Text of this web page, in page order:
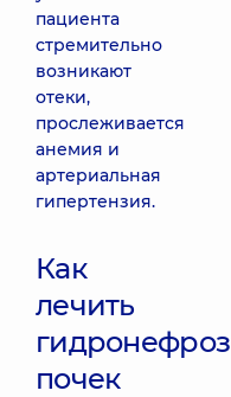
пациента
стремительно
возникают
отеки,
прослеживается
анемия и
артериальная
гипертензия.
Как
лечить
гидронефроз
почек